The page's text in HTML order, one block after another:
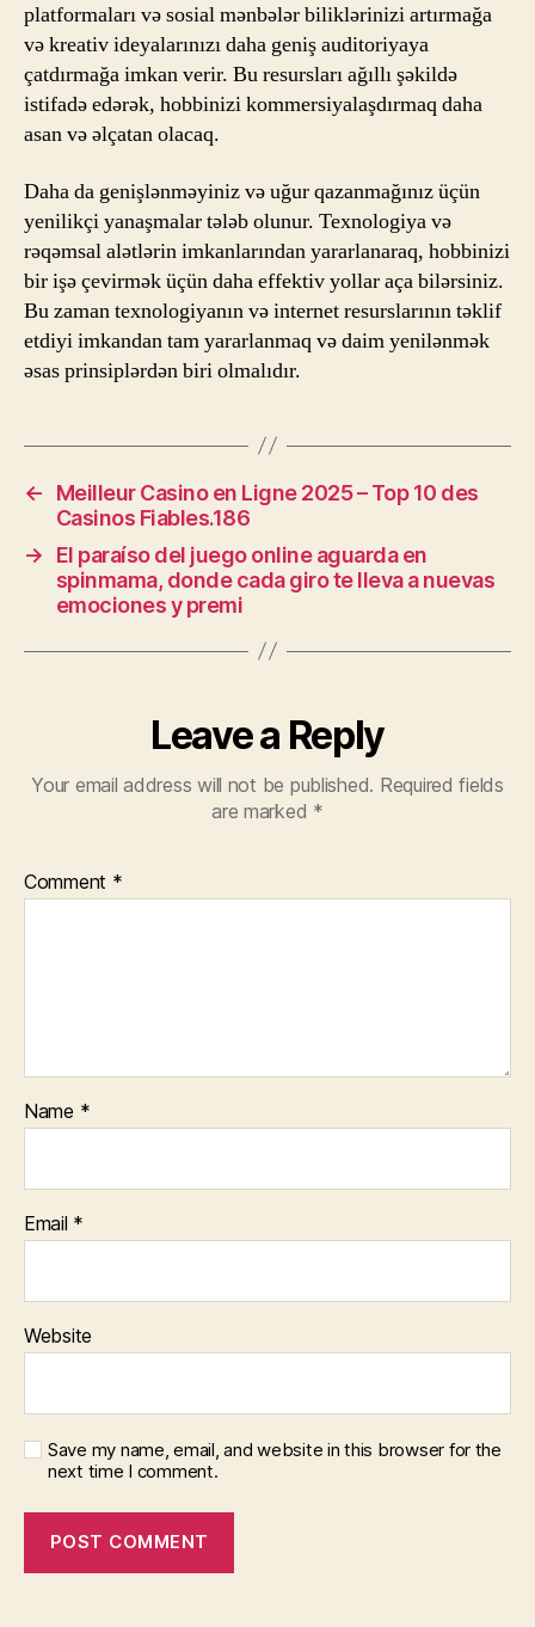
platformaları və sosial mənbələr biliklərinizi artırmağa
və kreativ ideyalarınızı daha geniş auditoriyaya
çatdırmağa imkan verir. Bu resursları ağıllı şəkildə
istifadə edərək, hobbinizi kommersiyalaşdırmaq daha
asan və əlçatan olacaq.
Daha da genişlənməyiniz və uğur qazanmağınız üçün
yenilikçi yanaşmalar tələb olunur. Texnologiya və
rəqəmsal alətlərin imkanlarından yararlanaraq, hobbinizi
bir işə çevirmək üçün daha effektiv yollar aça bilərsiniz.
Bu zaman texnologiyanın və internet resurslarının təklif
etdiyi imkandan tam yararlanmaq və daim yenilənmək
əsas prinsiplərdən biri olmalıdır.
←
Meilleur Casino en Ligne 2025 – Top 10 des
Casinos Fiables.186
→
El paraíso del juego online aguarda en
spinmama, donde cada giro te lleva a nuevas
emociones y premi
Leave a Reply
Your email address will not be published. Required fields
are marked *
Comment *
Name *
Email *
Website
Save my name, email, and website in this browser for the
next time I comment.